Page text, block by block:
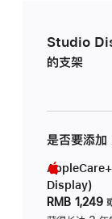
Studio
的支架
是否要添
AppleCare+
Display)
RMB 1,249